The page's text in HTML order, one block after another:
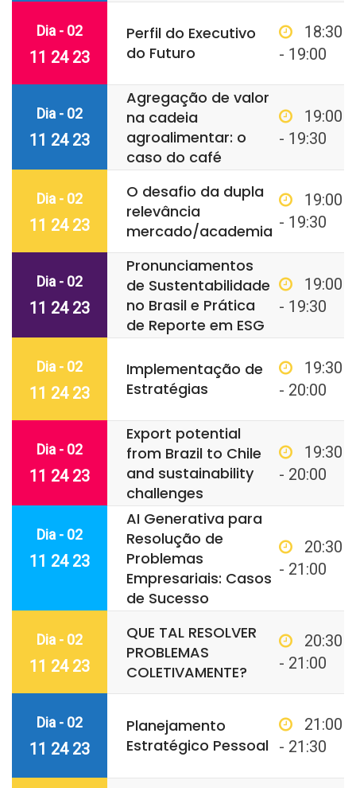
Dia - 02
11 24 23
Perfil do Executivo
do Futuro
18:30
- 19:00
Dia - 02
11 24 23
Agregação de valor
na cadeia
agroalimentar: o
caso do café
19:00
- 19:30
Dia - 02
11 24 23
O desafio da dupla
relevância
mercado/academia
19:00
- 19:30
Dia - 02
11 24 23
Pronunciamentos
de Sustentabilidade
no Brasil e Prática
de Reporte em ESG
19:00
- 19:30
Dia - 02
11 24 23
Implementação de
Estratégias
19:30
- 20:00
Dia - 02
11 24 23
Export potential
from Brazil to Chile
and sustainability
challenges
19:30
- 20:00
Dia - 02
11 24 23
AI Generativa para
Resolução de
Problemas
Empresariais: Casos
de Sucesso
20:30
- 21:00
Dia - 02
11 24 23
QUE TAL RESOLVER
PROBLEMAS
COLETIVAMENTE?
20:30
- 21:00
Dia - 02
11 24 23
Planejamento
Estratégico Pessoal
21:00
- 21:30